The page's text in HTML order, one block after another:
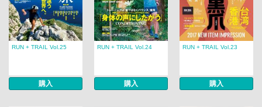
RUN + TRAIL Vol.25
購入
RUN + TRAIL Vol.24
購入
RUN + TRAIL Vol.23
購入